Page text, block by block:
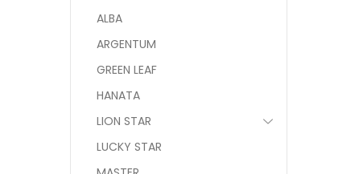
ALBA
ARGENTUM
GREEN LEAF
HANATA
LION STAR
LUCKY STAR